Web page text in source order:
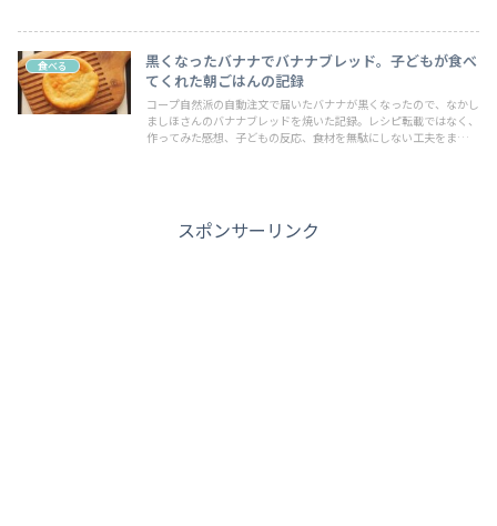
食べる
黒くなったバナナでバナナブレッド。子どもが食べ
てくれた朝ごはんの記録
コープ自然派の自動注文で届いたバナナが黒くなったので、なかし
ましほさんのバナナブレッドを焼いた記録。レシピ転載ではなく、
作ってみた感想、子どもの反応、食材を無駄にしない工夫をまとめ
スポンサーリンク